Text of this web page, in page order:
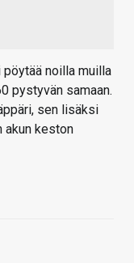
noilla muilla
pystyvän samaan.
sen lisäksi
akun keston